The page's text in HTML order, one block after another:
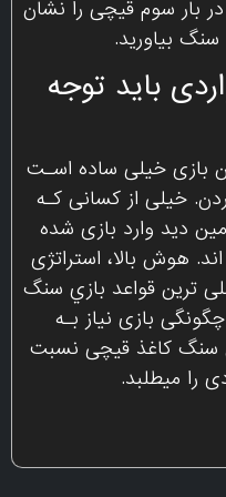
بار سوم قیچی را نشان
بیاورید.
باید توجه
بازی خیلی ساده اسـت
خیلی از کسانی کـه
دید وارد بازی شده
هوش بالا، استراتژی
ترین قواعد بازي سنگ
بازی نیاز بـه
سنگ کاغذ قیچی نسبت
را میطلبد.